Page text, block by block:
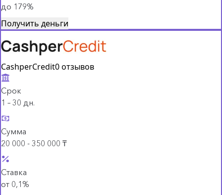
до 179%
Получить деньги
CashperCredit0 отзывов
Срок
1 – 30 дн.
Сумма
20 000 - 350 000 ₸
Ставка
от 0,1%